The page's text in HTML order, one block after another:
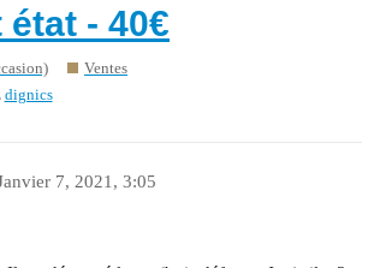
- 40€
Ventes
dignics
7, 2021, 3:05